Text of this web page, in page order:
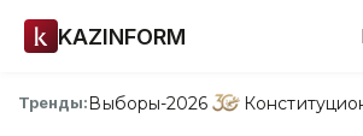
KAZINFORM
Тренды:Выборы-2026